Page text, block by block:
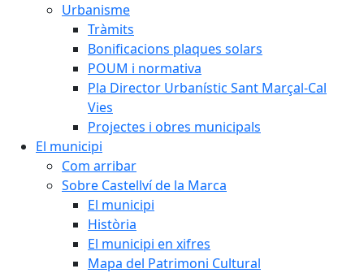
Urbanisme
Tràmits
Bonificacions plaques solars
POUM i normativa
Pla Director Urbanístic Sant Marçal-Cal
Vies
Projectes i obres municipals
El municipi
Com arribar
Sobre Castellví de la Marca
El municipi
Història
El municipi en xifres
Mapa del Patrimoni Cultural